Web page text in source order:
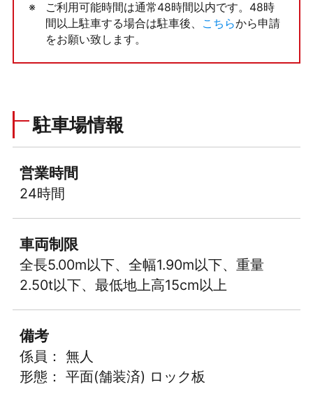
ご利用可能時間は通常48時間以内です。48時
間以上駐車する場合は駐車後、
こちらから申請
をお願い致します。
駐車場情報
営業時間
24時間
車両制限
全長5.00m以下、全幅1.90m以下、重量
2.50t以下、最低地上高15cm以上
備考
係員： 無人
形態： 平面(舗装済) ロック板